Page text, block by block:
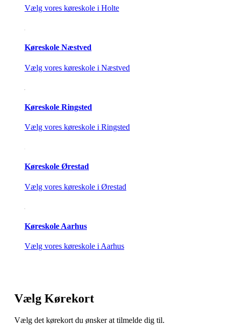
Vælg vores køreskole i Holte
Køreskole Næstved
Vælg vores køreskole i Næstved
Køreskole Ringsted
Vælg vores køreskole i Ringsted
Køreskole Ørestad
Vælg vores køreskole i Ørestad
Køreskole Aarhus
Vælg vores køreskole i Aarhus
Vælg Kørekort
Vælg det kørekort du ønsker at tilmelde dig til.